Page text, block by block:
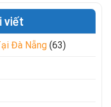
viết
Đà Nẵng (63)